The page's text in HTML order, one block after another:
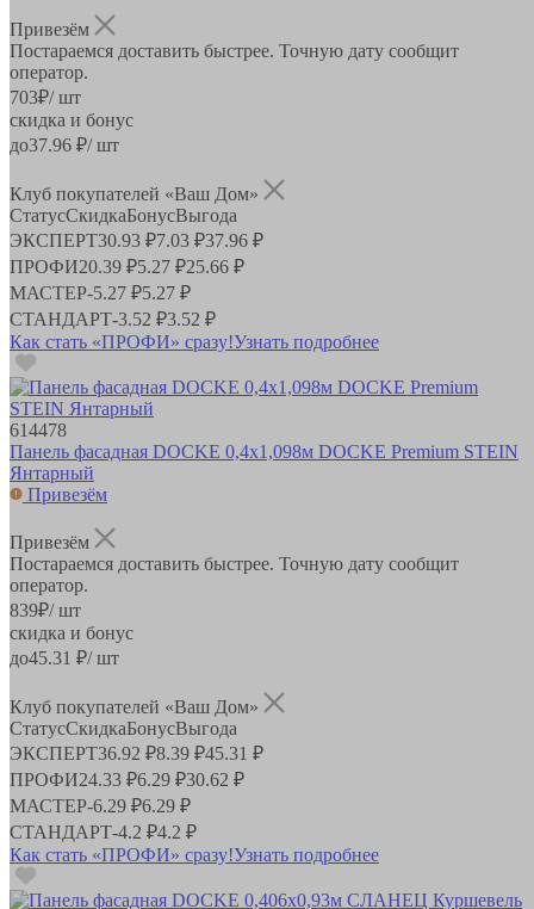
Привезём
Постараемся доставить быстрее. Точную дату сообщит
оператор.
703₽/ шт
скидка и бонус
до37.96 ₽/ шт
Клуб покупателей «Ваш Дом»
СтатусСкидкаБонусВыгода
ЭКСПЕРТ30.93 ₽7.03 ₽37.96 ₽
ПРОФИ20.39 ₽5.27 ₽25.66 ₽
МАСТЕР-5.27 ₽5.27 ₽
СТАНДАРТ-3.52 ₽3.52 ₽
Как стать «ПРОФИ» сразу!Узнать подробнее
614478
Панель фасадная DOCKE 0,4х1,098м DOCKE Premium STEIN
Янтарный
Привезём
Привезём
Постараемся доставить быстрее. Точную дату сообщит
оператор.
839₽/ шт
скидка и бонус
до45.31 ₽/ шт
Клуб покупателей «Ваш Дом»
СтатусСкидкаБонусВыгода
ЭКСПЕРТ36.92 ₽8.39 ₽45.31 ₽
ПРОФИ24.33 ₽6.29 ₽30.62 ₽
МАСТЕР-6.29 ₽6.29 ₽
СТАНДАРТ-4.2 ₽4.2 ₽
Как стать «ПРОФИ» сразу!Узнать подробнее